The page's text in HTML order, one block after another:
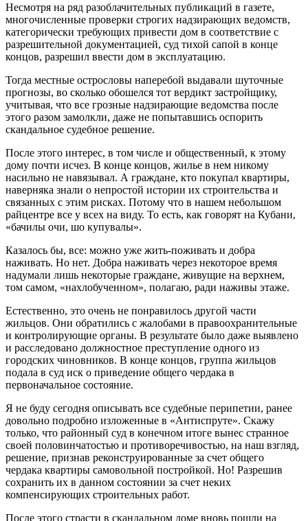
Несмотря на ряд разоблачительных публикаций в газете,
многочисленные проверки строгих надзирающих ведомств,
категорически требующих привести дом в соответствие с
разрешительной документацией, суд тихой сапой в конце
концов, разрешил ввести дом в эксплуатацию.
Тогда местные острословы наперебой выдавали шуточные
прогнозы, во сколько обошелся тот вердикт застройщику,
учитывая, что все грозные надзирающие ведомства после
этого разом замолкли, даже не попытавшись оспорить
скандальное судебное решение.
После этого интерес, в том числе и общественный, к этому
дому почти исчез. В конце концов, жилье в нем никому
насильно не навязывал. А граждане, кто покупал квартиры,
наверняка знали о непростой истории их строительства и
связанных с этим рисках. Потому что в нашем небольшом
райцентре все у всех на виду. То есть, как говорят на Кубани,
«бачилы очи, шо купувалы».
Казалось бы, все: можно уже жить-поживать и добра
наживать. Но нет. Добра наживать через некоторое время
надумали лишь некоторые граждане, живущие на верхнем,
том самом, «нахлобученном», полагаю, ради наживы этаже.
Естественно, это очень не понравилось другой части
жильцов. Они обратились с жалобами в правоохранительные
и контролирующие органы. В результате было даже выявлено
и расследовано должностное преступление одного из
городских чиновников. В конце концов, группа жильцов
подала в суд иск о приведение общего чердака в
первоначальное состояние.
Я не буду сегодня описывать все судебные перипетии, ранее
довольно подробно изложенные в «Антиспруте». Скажу
только, что районный суд в конечном итоге вынес странное
своей половинчатостью и противоречивостью, на наш взгляд,
решение, признав реконструированные за счет общего
чердака квартиры самовольной постройкой. Но! Разрешив
сохранить их в данном состоянии за счет неких
компенсирующих строительных работ.
После этого страсти в скандальном доме вновь пошли на